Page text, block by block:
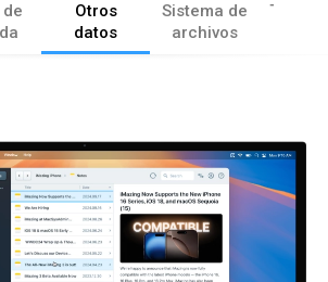
Otros
datos
Sistema de
archivos